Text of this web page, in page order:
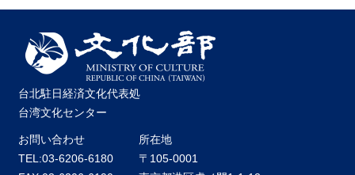
プ
台北駐日経済文化代表処
台湾文化センター
お問い合わせ
TEL:03-6206-6180
所在地
〒105-0001